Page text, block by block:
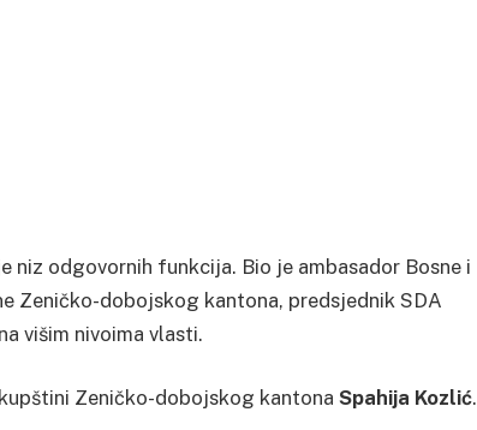
odgovornih funkcija. Bio je ambasador Bosne i
Zeničko-dobojskog kantona, predsjednik SDA
višim nivoima vlasti.
Zeničko-dobojskog kantona Spahija Kozlić.